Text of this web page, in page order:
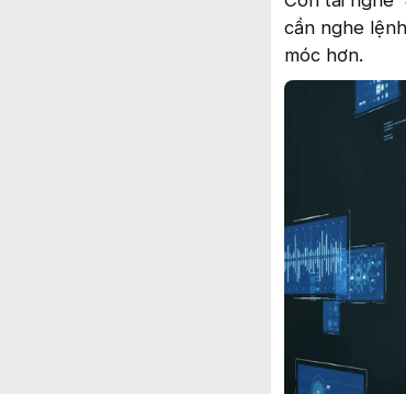
cần nghe
móc hơn.